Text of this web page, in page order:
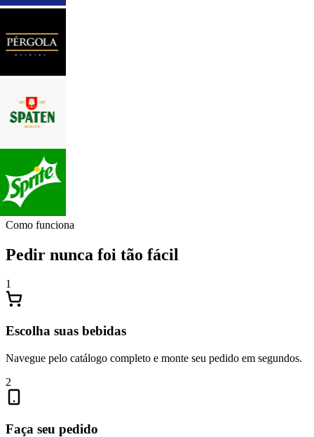
Como funciona
Pedir nunca foi tão fácil
1
Escolha suas bebidas
Navegue pelo catálogo completo e monte seu pedido em segundos.
2
Faça seu pedido